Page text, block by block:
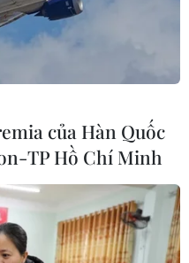
của Hàn Quốc
TP Hồ Chí Minh